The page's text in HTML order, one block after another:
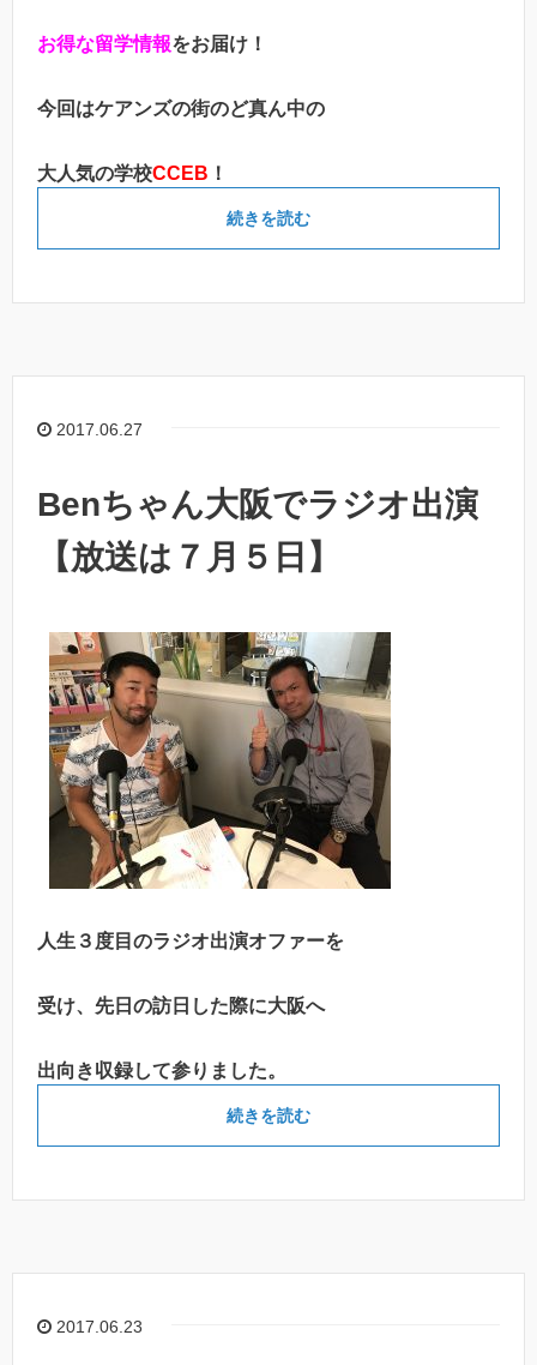
お得な留学情報をお届け！
今回はケアンズの街のど真ん中の
大人気の学校CCEB ！
続きを読む
2017.06.27
Benちゃん大阪でラジオ出演
【放送は７月５日】
人生３度目のラジオ出演オファーを
受け、先日の訪日した際に大阪へ
出向き収録して参りました。
続きを読む
2017.06.23